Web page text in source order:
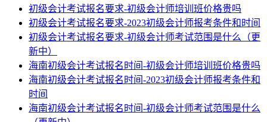
初级会计考试报名要求-初级会计师培训班价格贵吗
初级会计考试报名要求-2023初级会计师报考条件和时间
初级会计考试报名要求-初级会计师考试范围是什么（更
新中）
海南初级会计考试报名时间-初级会计师培训班价格贵吗
海南初级会计考试报名时间-2023初级会计师报考条件和
时间
海南初级会计考试报名时间-初级会计师考试范围是什么